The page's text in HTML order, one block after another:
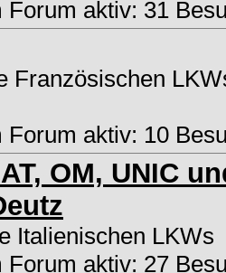
Forum aktiv: 31
Französischen
Forum aktiv: 10
OM, UNIC
Italienischen LKWs
Forum aktiv: 27